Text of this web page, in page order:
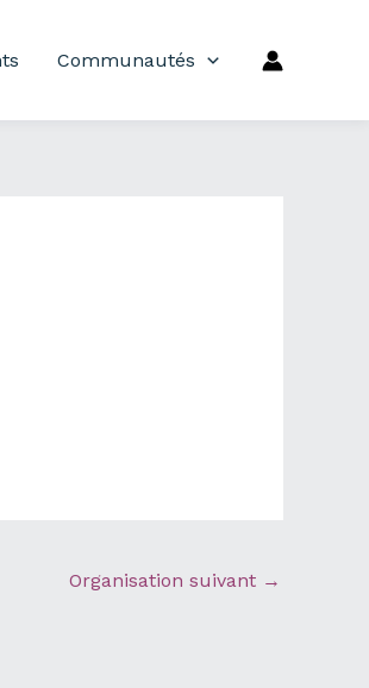
Communautés
Organisation suivant →